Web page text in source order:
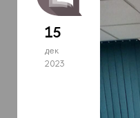
15
дек
2023